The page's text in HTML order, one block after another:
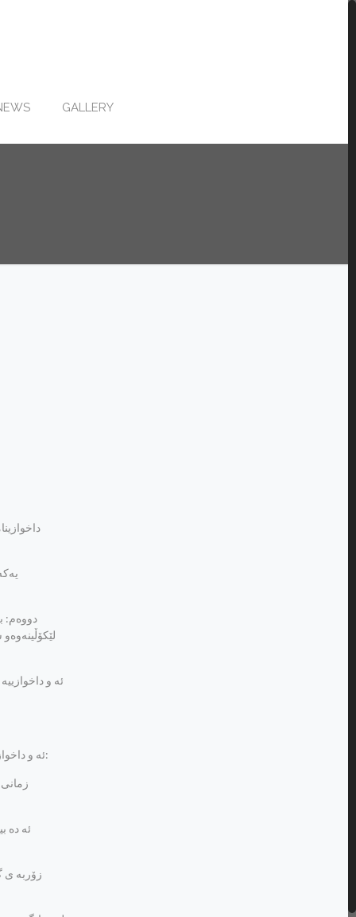
GALLERY
دووه‌م:
ئه و
ئه و داخوازییه، ئه گه ر به پێوانه ی زانستییه کانی زمان هه ڵی بسه نگێنین، به هه ڵه چووه و له باری سیاسییه وه تووشی هه ڵه یێکی گه وره تر بووه. زۆر به کورتی:
ئه ده